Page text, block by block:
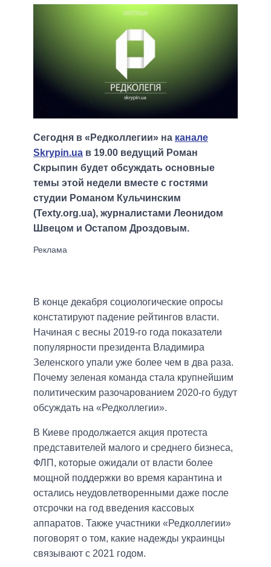
Сегодня в «Редколлегии» на канале
Skrypin.ua в 19.00 ведущий Роман
Скрыпин будет обсуждать основные
темы этой недели вместе с гостями
студии Романом Кульчинским
(Texty.org.ua), журналистами Леонидом
Швецом и Остапом Дроздовым.
В конце декабря социологические опросы
констатируют падение рейтингов власти.
Начиная с весны 2019-го года показатели
популярности президента Владимира
Зеленского упали уже более чем в два раза.
Почему зеленая команда стала крупнейшим
политическим разочарованием 2020-го будут
обсуждать на «Редколлегии».
В Киеве продолжается акция протеста
представителей малого и среднего бизнеса,
ФЛП, которые ожидали от власти более
мощной поддержки во время карантина и
остались неудовлетворенными даже после
отсрочки на год введения кассовых
аппаратов. Также участники «Редколлегии»
поговорят о том, какие надежды украинцы
связывают с 2021 годом.